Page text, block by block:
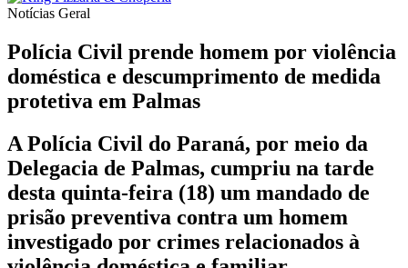
Notícias Geral
Polícia Civil prende homem por violência
doméstica e descumprimento de medida
protetiva em Palmas
A Polícia Civil do Paraná, por meio da
Delegacia de Palmas, cumpriu na tarde
desta quinta-feira (18) um mandado de
prisão preventiva contra um homem
investigado por crimes relacionados à